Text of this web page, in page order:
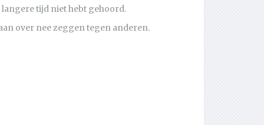
tijd niet hebt gehoord.
over nee zeggen tegen anderen.